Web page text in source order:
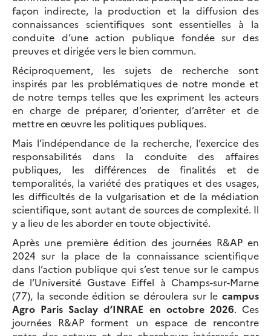
façon indirecte, la production et la diffusion des
connaissances scientifiques sont essentielles à la
conduite d’une action publique fondée sur des
preuves et dirigée vers le bien commun.
Réciproquement, les sujets de recherche sont
inspirés par les problématiques de notre monde et
de notre temps telles que les expriment les acteurs
en charge de préparer, d’orienter, d’arrêter et de
mettre en œuvre les politiques publiques.
Mais l’indépendance de la recherche, l’exercice des
responsabilités dans la conduite des affaires
publiques, les différences de finalités et de
temporalités, la variété des pratiques et des usages,
les difficultés de la vulgarisation et de la médiation
scientifique, sont autant de sources de complexité. Il
y a lieu de les aborder en toute objectivité.
Après une première édition des journées R&AP en
2024 sur la place de la connaissance scientifique
dans l’action publique qui s’est tenue sur le campus
de l’Université Gustave Eiffel à Champs-sur-Marne
(77), la seconde édition se déroulera sur le campus
Agro Paris Saclay d’INRAE en octobre 2026. Ces
journées R&AP forment un espace de rencontre